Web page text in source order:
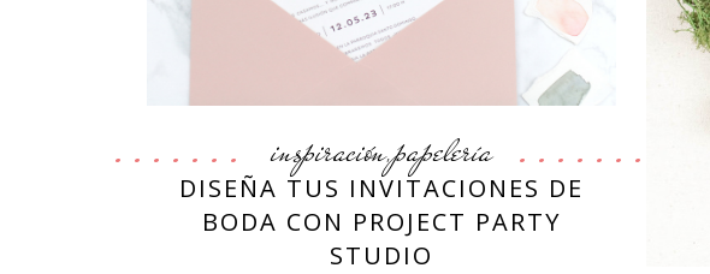
inspiración,papelería
DISEÑA TUS INVITACIONES DE
BODA CON PROJECT PARTY
STUDIO